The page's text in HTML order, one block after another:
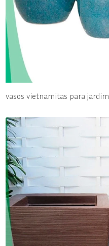
vasos vietnamitas para jardim